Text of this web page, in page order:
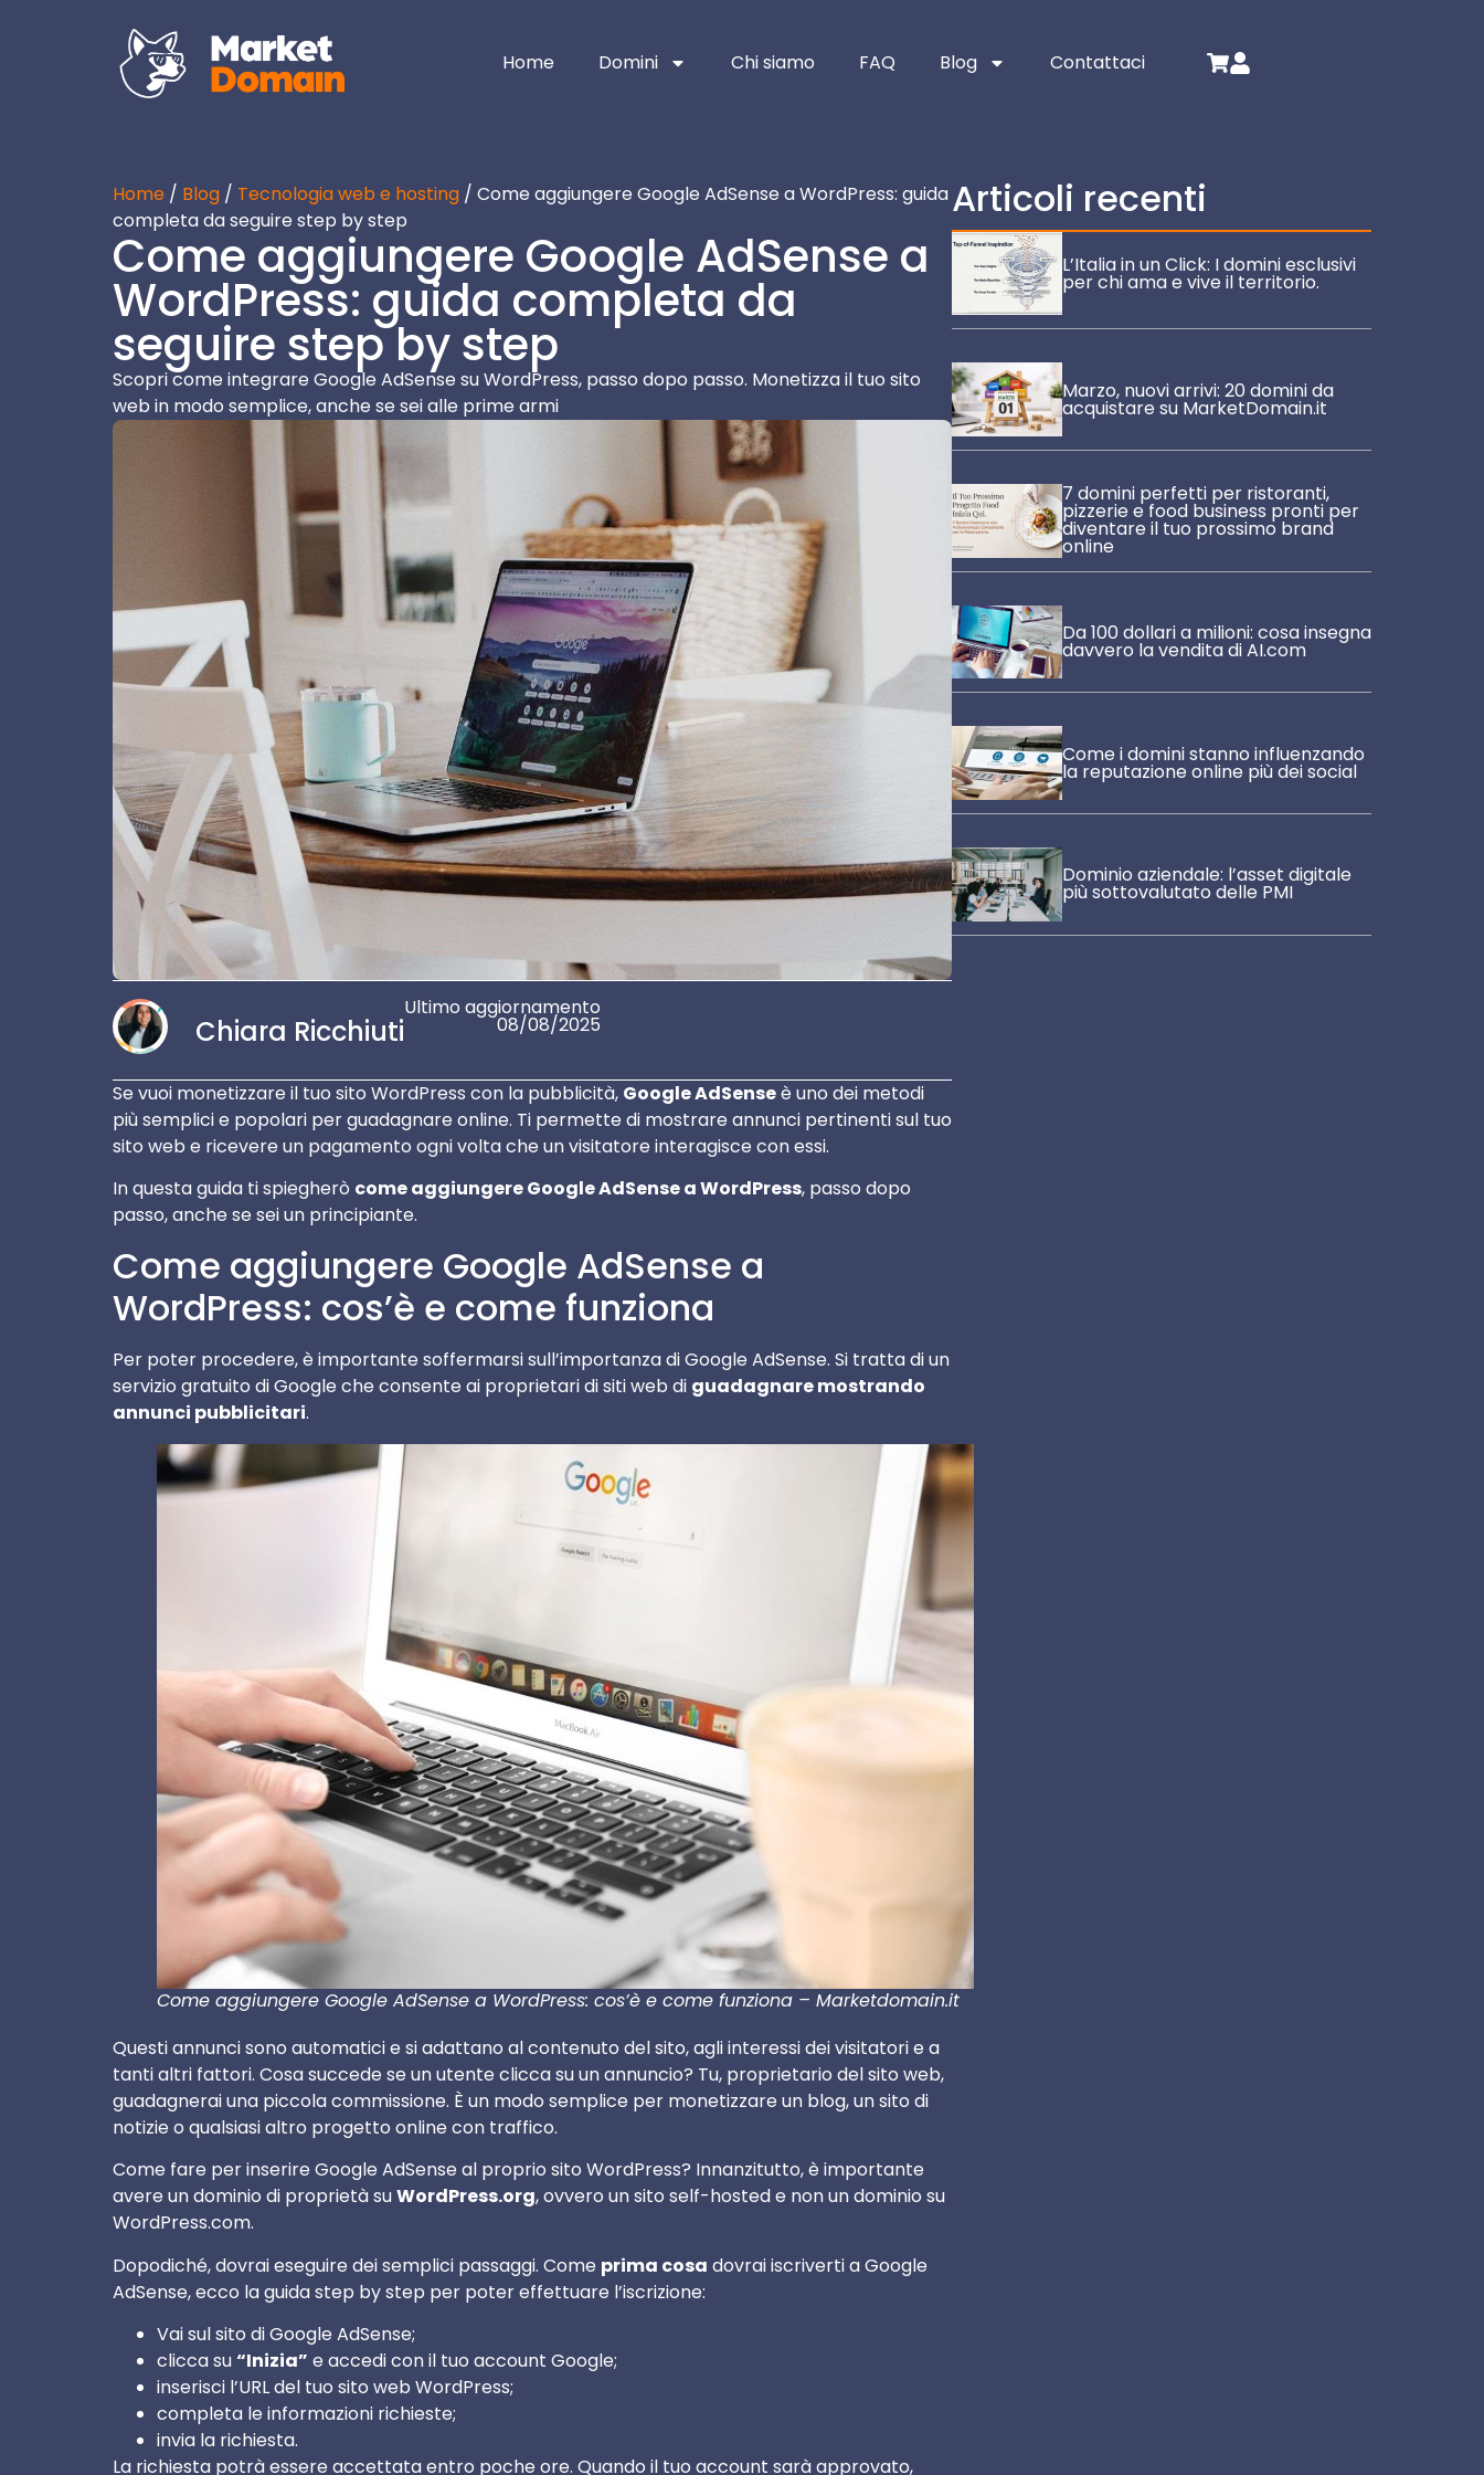
Home Domini Chi siamo FAQ Blog Contattaci
Home / Blog / Tecnologia web e hosting / Come aggiungere Google AdSense a WordPress: guida
completa da seguire step by step
Come aggiungere Google AdSense a
WordPress: guida completa da
seguire step by step
Scopri come integrare Google AdSense su WordPress, passo dopo passo. Monetizza il tuo sito
web in modo semplice, anche se sei alle prime armi
Chiara Ricchiuti
Ultimo aggiornamento
08/08/2025
Se vuoi monetizzare il tuo sito WordPress con la pubblicità, Google AdSenseè uno dei metodi
più semplici e popolari per guadagnare online. Ti permette di mostrare annunci pertinenti sul tuo
sito web e ricevere un pagamento ogni volta che un visitatore interagisce con essi.
In questa guida ti spiegherò come aggiungere Google AdSense a WordPress, passo dopo
passo, anche se sei un principiante.
Come aggiungere Google AdSense a
WordPress: cos’è e come funziona
Per poter procedere, è importante soffermarsi sull’importanza di Google AdSense. Si tratta di un
servizio gratuito di Google che consente ai proprietari di siti web di guadagnare mostrando
annunci pubblicitari.
Come aggiungere Google AdSense a WordPress: cos’è e come funziona – Marketdomain.it
Questi annunci sono automatici e si adattano al contenuto del sito, agli interessi dei visitatori e a
tanti altri fattori. Cosa succede se un utente clicca su un annuncio? Tu, proprietario del sito web,
guadagnerai una piccola commissione. È un modo semplice per monetizzare un blog, un sito di
notizie o qualsiasi altro progetto online con traffico.
Come fare per inserire Google AdSense al proprio sito WordPress? Innanzitutto, è importante
avere un dominio di proprietà suWordPress.org, ovvero un sito self-hosted e non un dominio su
WordPress.com.
Dopodiché, dovrai eseguire dei semplici passaggi. Come prima cosa dovrai iscriverti a Google
AdSense, ecco la guida step by step per poter effettuare l’iscrizione:
Vai sul sito di Google AdSense;
clicca su“Inizia” e accedi con il tuo account Google;
inserisci l’URL del tuo sito web WordPress;
completa le informazioni richieste;
invia la richiesta.
La richiesta potrà essere accettata entro poche ore. Quando il tuo account sarà approvato,
Articoli recenti
L’Italia in un Click: I domini esclusivi
per chi ama e vive il territorio.
Marzo, nuovi arrivi: 20 domini da
acquistare su MarketDomain.it
7 domini perfetti per ristoranti,
pizzerie e food business pronti per
diventare il tuo prossimo brand
online
Da 100 dollari a milioni: cosa insegna
davvero la vendita di AI.com
Come i domini stanno influenzando
la reputazione online più dei social
Dominio aziendale: l’asset digitale
più sottovalutato delle PMI